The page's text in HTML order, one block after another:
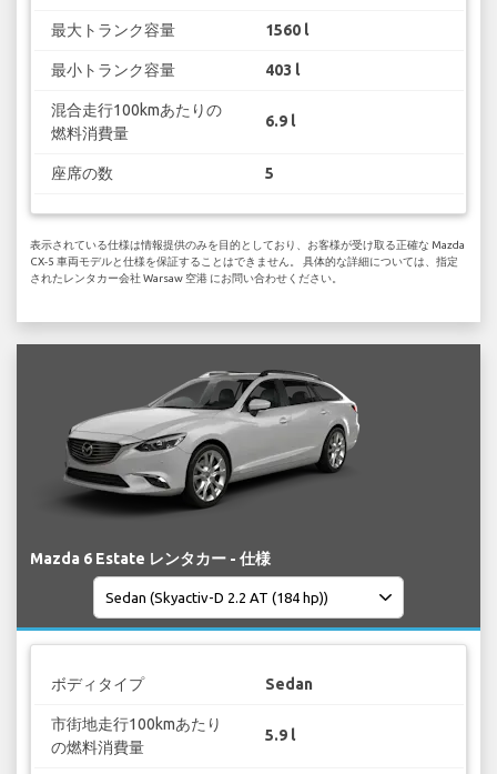
最大トランク容量 1560 l
最小トランク容量 403 l
混合走行100kmあたりの
燃料消費量
6.9 l
座席の数 5
表示されている仕様は情報提供のみを目的としており、お客様が受け取る正確な Mazda
CX-5 車両モデルと仕様を保証することはできません。 具体的な詳細については、指定
されたレンタカー会社 Warsaw 空港 にお問い合わせください。
Mazda 6 Estate レンタカー - 仕様
ボディタイプ Sedan
市街地走行100kmあたり
の燃料消費量
5.9 l